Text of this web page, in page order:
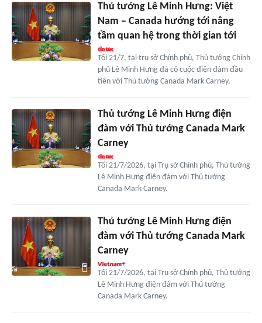
Thủ tướng Lê Minh Hưng: Việt
Nam – Canada hướng tới nâng
tầm quan hệ trong thời gian tới
Tối 21/7, tại trụ sở Chính phủ, Thủ tướng Chính
phủ Lê Minh Hưng đã có cuộc điện đàm đầu
tiên với Thủ tướng Canada Mark Carney.
Thủ tướng Lê Minh Hưng điện
đàm với Thủ tướng Canada Mark
Carney
Tối 21/7/2026, tại Trụ sở Chính phủ, Thủ tướng
Lê Minh Hưng điện đàm với Thủ tướng
Canada Mark Carney.
Thủ tướng Lê Minh Hưng điện
đàm với Thủ tướng Canada Mark
Carney
Tối 21/7/2026, tại Trụ sở Chính phủ, Thủ tướng
Lê Minh Hưng điện đàm với Thủ tướng
Canada Mark Carney.